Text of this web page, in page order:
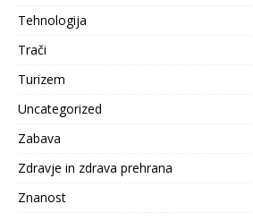
Tehnologija
Trači
Turizem
Uncategorized
Zabava
Zdravje in zdrava prehrana
Znanost